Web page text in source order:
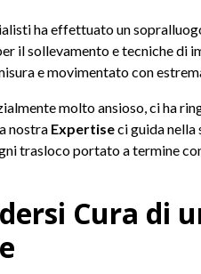
ha effettuato un
il sollevamento e tecniche di
e movimentato con
molto ansioso, ci ha
nostra Expertiseci guida
trasloco portato a termine
Cura di